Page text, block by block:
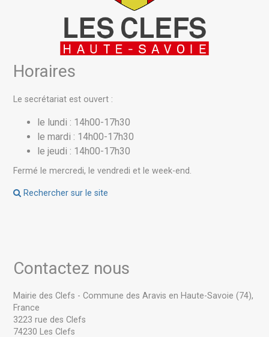
Horaires
Le secrétariat est ouvert :
le lundi : 14h00-17h30
le mardi : 14h00-17h30
le jeudi : 14h00-17h30
Fermé le mercredi, le vendredi et le week-end.
Rechercher sur le site
Contactez nous
Mairie des Clefs - Commune des Aravis en Haute-Savoie (74),
France
3223 rue des Clefs
74230 Les Clefs